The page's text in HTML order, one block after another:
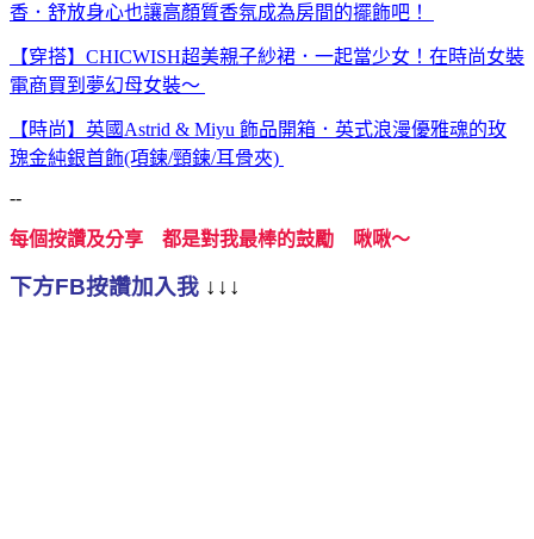
香．舒放身心也讓高顏質香氛成為房間的擺飾吧！
【穿搭】CHICWISH超美親子紗裙．一起當少女！在時尚女裝
電商買到夢幻母女裝～
【時尚】英國Astrid & Miyu 飾品開箱．英式浪漫優雅魂的玫
瑰金純銀首飾(項鍊/頸鍊/耳骨夾)
--
每個按讚及分享 都是對我最棒的鼓勵 啾啾～
下方FB按讚加入我 ↓↓↓